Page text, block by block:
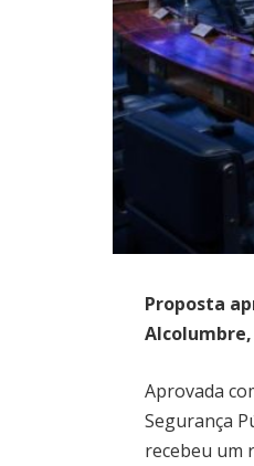
Proposta
Aprovada
Segurança
recebeu um